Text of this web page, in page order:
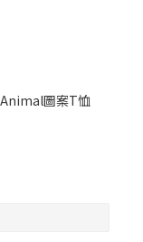
Animal圖案T恤